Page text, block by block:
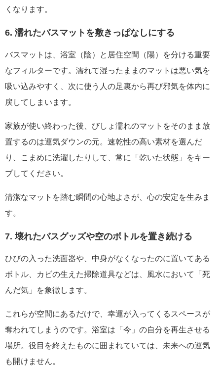
くなります。
6. 濡れたバスマットを敷きっぱなしにする
バスマットは、浴室（陰）と居住空間（陽）を分ける重要
なフィルターです。濡れて湿ったままのマットは悪い気を
吸い込みやすく、次に使う人の足裏から再び邪気を体内に
戻してしまいます。
家族が使い終わった後、びしょ濡れのマットをそのまま放
置するのは運気ダウンの元。速乾性の高い素材を選んだ
り、こまめに洗濯したりして、常に「乾いた状態」をキー
プしてください。
清潔なマットを踏む瞬間の心地よさが、心の安定を生みま
す。
7. 壊れたバスグッズや空のボトルを置き続ける
ひびの入った洗面器や、中身がなくなったのに置いてある
ボトル、カビの生えた掃除道具などは、風水において「死
んだ気」を象徴します。
これらが空間にあるだけで、幸運が入ってくるスペースが
奪われてしまうのです。浴室は「今」の自分を再生させる
場所。役目を終えたものに囲まれていては、未来への運気
も開けません。